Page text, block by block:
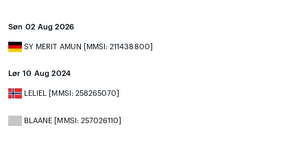
Søn 02 Aug 2026
SY MERIT AMUN [MMSI: 211438800]
Lør 10 Aug 2024
LELIEL [MMSI: 258265070]
BLAANE [MMSI: 257026110]